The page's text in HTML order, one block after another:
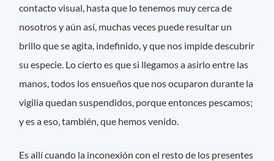
contacto visual, hasta que lo tenemos muy cerca de
nosotros y aún así, muchas veces puede resultar un
brillo que se agita, indefinido, y que nos impide descubrir
su especie. Lo cierto es que si llegamos a asirlo entre las
manos, todos los ensueños que nos ocuparon durante la
vigilia quedan suspendidos, porque entonces pescamos;
y es a eso, también, que hemos venido.
Es allí cuando la inconexión con el resto de los presentes